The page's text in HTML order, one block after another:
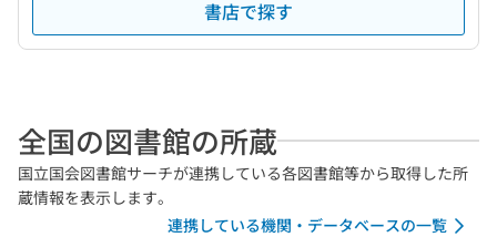
書店で探す
全国の図書館の所蔵
国立国会図書館サーチが連携している各図書館等から取得した所
蔵情報を表示します。
連携している機関・データベースの一覧